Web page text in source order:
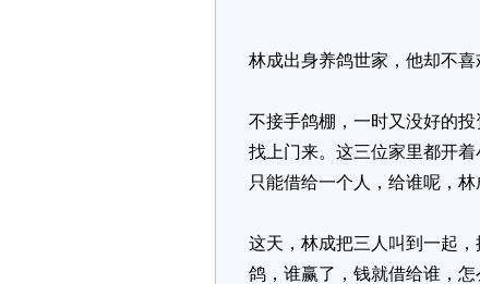
林成出身养鸽世家，他却不
不接手鸽棚，一时又没好的
找上门来。这三位家里都开
只能借给一个人，给谁呢，林
这天，林成把三人叫到一起
鸽，谁赢了，钱就借给谁，怎